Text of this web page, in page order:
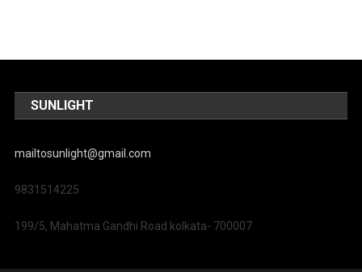
SUNLIGHT
mailtosunlight@gmail.com
9831514225
199/5, Mahatma Gandhi Road kolkata- 700007